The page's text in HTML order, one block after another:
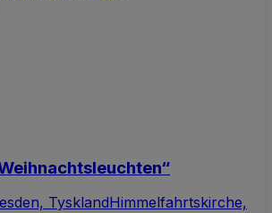
TysklandHimmelfahrtskirche,